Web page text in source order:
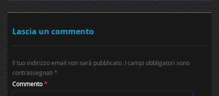
Lascia un commento
Il tuo indirizzo email non sarà pubblicato. I campi obbligatori sono
contrassegnati *
Commento*